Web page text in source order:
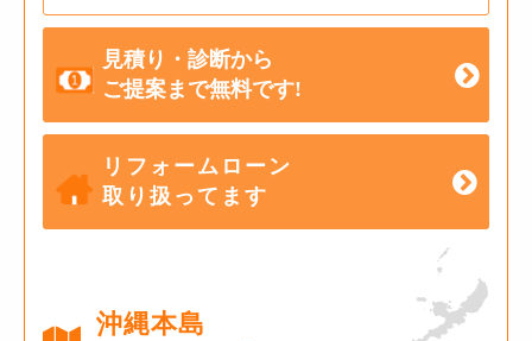
見積り・診断から
ご提案まで無料です!
リフォームローン
取り扱ってます
沖縄本島